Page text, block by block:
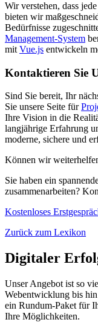
Wir verstehen, dass
bieten wir
Bedürfnisse
Management-System
mit Vue.js entwickeln
Kontaktieren Sie
Sind Sie bereit, Ihr
Sie unsere Seite für
Ihre Vision in die
langjährige Erfahrung
moderne, sichere und
Können wir
Sie haben ein
zusammenarbeiten?
Kostenloses
Zurück zum Lexikon
Digitaler
Unser Angebot ist so
Webentwicklung bis
ein Rundum-Paket für
Ihre Möglichkeiten.